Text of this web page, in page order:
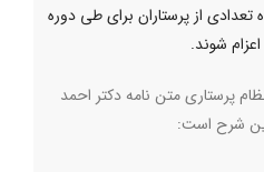
از پرستاران برای طی دوره
شوند.
پرستاری متن نامه دکتر احمد
شرح است: